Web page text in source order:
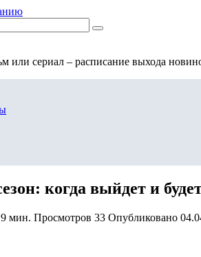
или сериал – расписание выхода
когда выйдет и
мин. Просмотров 33 Опубликовано